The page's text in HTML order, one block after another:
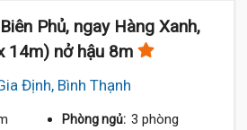
Phủ, ngay Hàng Xanh,
14m) nở hậu 8m
Định, Bình Thạnh
Phòng ngủ: 3 phòng